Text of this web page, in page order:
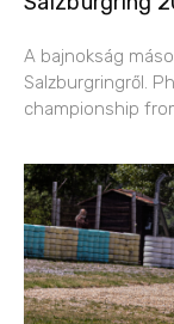
A bajnokság
Salzburgringről.
championship